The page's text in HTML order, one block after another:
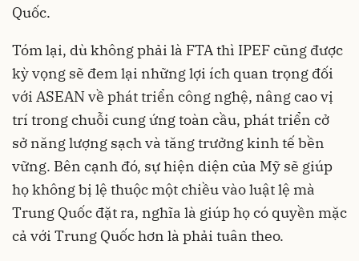
Quốc.
Tóm lại, dù không phải là FTA thì IPEF cũng được
kỳ vọng sẽ đem lại những lợi ích quan trọng đối
với ASEAN về phát triển công nghệ, nâng cao vị
trí trong chuỗi cung ứng toàn cầu, phát triển cở
sở năng lượng sạch và tăng trưởng kinh tế bền
vững. Bên cạnh đó, sự hiện diện của Mỹ sẽ giúp
họ không bị lệ thuộc một chiều vào luật lệ mà
Trung Quốc đặt ra, nghĩa là giúp họ có quyền mặc
cả với Trung Quốc hơn là phải tuân theo.